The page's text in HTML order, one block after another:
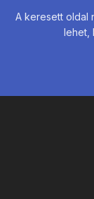
A keresett oldal
lehet,